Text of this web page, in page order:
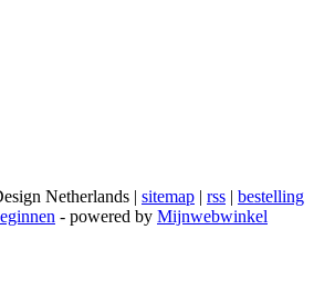
Netherlands | sitemap | rss | bestelling
- powered by Mijnwebwinkel